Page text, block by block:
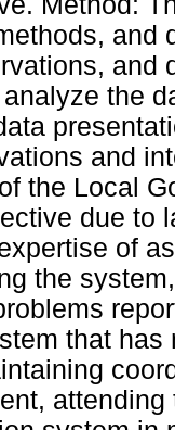
and
and
the
and
the Local
due to
of
the
that